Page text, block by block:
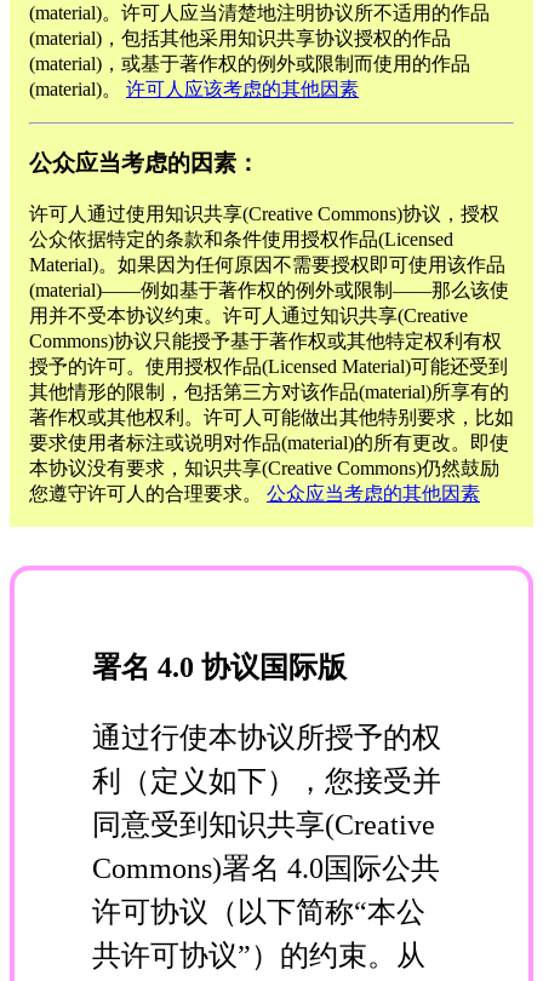
(material)。许可人应当清楚地注明协议所不适用的作品
(material)，包括其他采用知识共享协议授权的作品
(material)，或基于著作权的例外或限制而使用的作品
(material)。 许可人应该考虑的其他因素
公众应当考虑的因素：
许可人通过使用知识共享(Creative Commons)协议，授权
公众依据特定的条款和条件使用授权作品(Licensed
Material)。如果因为任何原因不需要授权即可使用该作品
(material)——例如基于著作权的例外或限制——那么该使
用并不受本协议约束。许可人通过知识共享(Creative
Commons)协议只能授予基于著作权或其他特定权利有权
授予的许可。使用授权作品(Licensed Material)可能还受到
其他情形的限制，包括第三方对该作品(material)所享有的
著作权或其他权利。许可人可能做出其他特别要求，比如
要求使用者标注或说明对作品(material)的所有更改。即使
本协议没有要求，知识共享(Creative Commons)仍然鼓励
您遵守许可人的合理要求。 公众应当考虑的其他因素
署名 4.0 协议国际版
通过行使本协议所授予的权
利（定义如下），您接受并
同意受到知识共享(Creative
Commons)署名 4.0国际公共
许可协议（以下简称“本公
共许可协议”）的约束。从